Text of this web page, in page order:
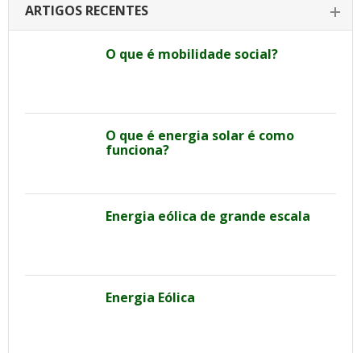
ARTIGOS RECENTES
O que é mobilidade social?
O que é energia solar é como
funciona?
Energia eólica de grande escala
Energia Eólica